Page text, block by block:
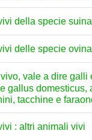
della specie suina
delle specie
vale a dire galli
gallus domesticus,
tacchine e
: altri animali vivi